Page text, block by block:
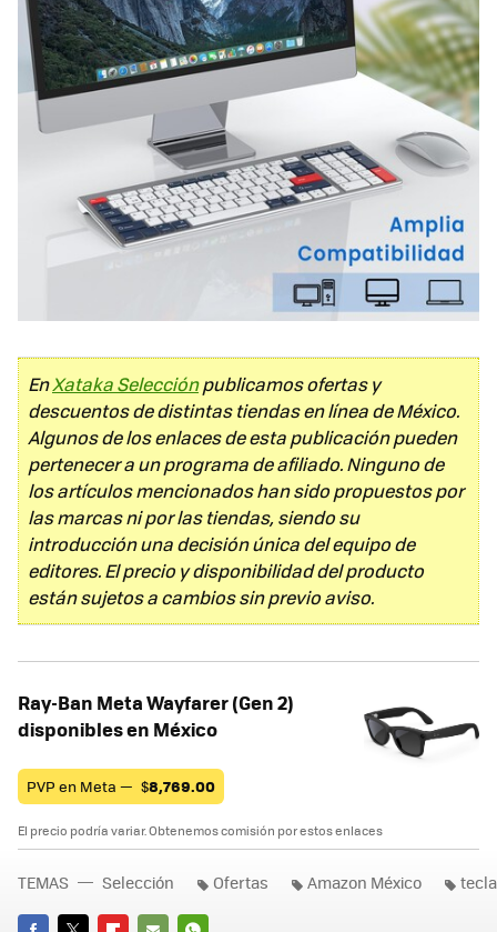
EnXataka Selecciónpublicamos ofertas y
descuentos de distintas tiendas en línea de México.
Algunos de los enlaces de esta publicación pueden
pertenecer a un programa de afiliado. Ninguno de
los artículos mencionados han sido propuestos por
las marcas ni por las tiendas, siendo su
introducción una decisión única del equipo de
editores. El precio y disponibilidad del producto
están sujetos a cambios sin previo aviso.
Ray-Ban Meta Wayfarer (Gen 2)
disponibles en México
PVP en Meta — $8,769.00
El precio podría variar. Obtenemos comisión por estos enlaces
TEMAS Selección Ofertas Amazon México